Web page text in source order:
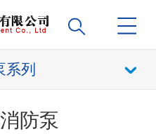
系列
防泵